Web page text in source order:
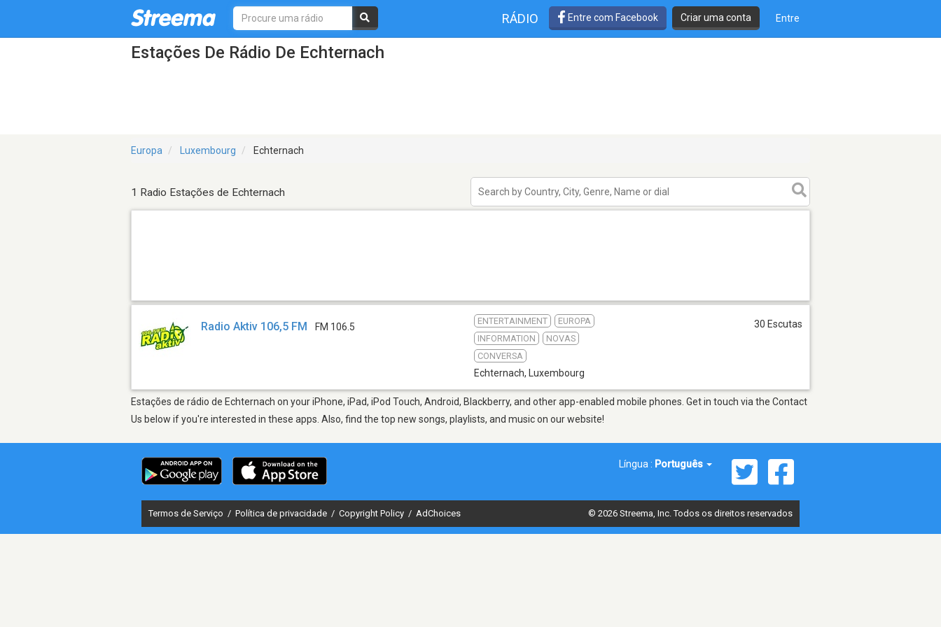
RÁDIO Entre com Facebook Criar uma conta Entre
Estações De Rádio De Echternach
Europa Luxembourg Echternach
1 Radio Estações de Echternach
Radio Aktiv 106,5 FM FM 106.5
ENTERTAINMENT
EUROPA
INFORMATION
NOVAS
CONVERSA
Echternach, Luxembourg
30 Escutas
Estações de rádio de Echternach on your iPhone, iPad, iPod Touch, Android, Blackberry, and other app-enabled mobile phones. Get in touch via the Contact
Us below if you're interested in these apps. Also, find the top new songs, playlists, and music on our website!
Língua : Português
Termos de Serviço / Política de privacidade / Copyright Policy / AdChoices © 2026 Streema, Inc. Todos os direitos reservados